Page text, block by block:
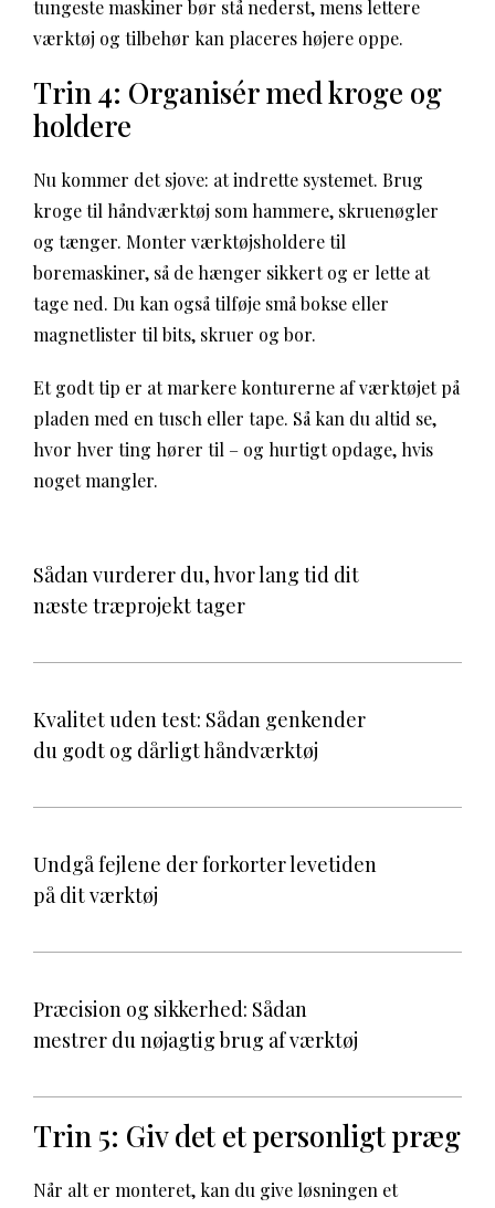
tungeste maskiner bør stå nederst, mens lettere
værktøj og tilbehør kan placeres højere oppe.
Trin 4: Organisér med kroge og
holdere
Nu kommer det sjove: at indrette systemet. Brug
kroge til håndværktøj som hammere, skruenøgler
og tænger. Monter værktøjsholdere til
boremaskiner, så de hænger sikkert og er lette at
tage ned. Du kan også tilføje små bokse eller
magnetlister til bits, skruer og bor.
Et godt tip er at markere konturerne af værktøjet på
pladen med en tusch eller tape. Så kan du altid se,
hvor hver ting hører til – og hurtigt opdage, hvis
noget mangler.
Sådan vurderer du, hvor lang tid dit
næste træprojekt tager
Kvalitet uden test: Sådan genkender
du godt og dårligt håndværktøj
Undgå fejlene der forkorter levetiden
på dit værktøj
Præcision og sikkerhed: Sådan
mestrer du nøjagtig brug af værktøj
Trin 5: Giv det et personligt præg
Når alt er monteret, kan du give løsningen et